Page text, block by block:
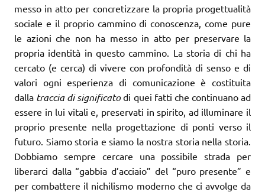
messo in atto per concretizzare la propria progettualità
sociale e il proprio cammino di conoscenza, come pure
le azioni che non ha messo in atto per preservare la
propria identità in questo cammino. La storia di chi ha
cercato (e cerca) di vivere con profondità di senso e di
valori ogni esperienza di comunicazione è costituita
dalla traccia di significatodi quei fatti che continuano ad
essere in lui vitali e, preservati in spirito, ad illuminare il
proprio presente nella progettazione di ponti verso il
futuro. Siamo storia e siamo la nostra storia nella storia.
Dobbiamo sempre cercare una possibile strada per
liberarci dalla “gabbia d’acciaio” del “puro presente” e
per combattere il nichilismo moderno che ci avvolge da